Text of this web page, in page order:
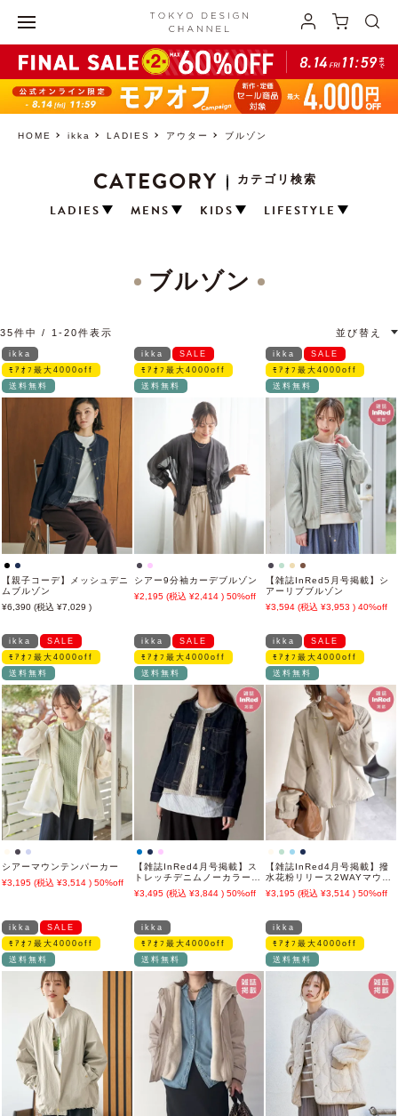
HOME ikka LADIES アウター ブルゾン
CATEGORY
カテゴリ検索
LADIES
MENS KIDS LIFESTYLE
ブルゾン
並び替え
35件中 1 -20件表示
ikka
ﾓｱｵﾌ最大4000off
送料無料
【親子コーデ】メッシュデニ
ムブルゾン
6,390
7,029
ikka
SALE
ﾓｱｵﾌ最大4000off
送料無料
シアー9分袖カーデブルゾン
2,195
2,414 50%off
ikka
SALE
ﾓｱｵﾌ最大4000off
送料無料
【雑誌InRed5月号掲載】シ
アーリブブルゾン
3,594
3,953 40%off
ikka
SALE
ﾓｱｵﾌ最大4000off
送料無料
シアーマウンテンパーカー
3,195
3,514 50%off
ikka
SALE
ﾓｱｵﾌ最大4000off
送料無料
【雑誌InRed4月号掲載】ス
トレッチデニムノーカラーシ
ャウター【親子コーデ】
3,495 3,844 50%off
ikka
SALE
ﾓｱｵﾌ最大4000off
送料無料
【雑誌InRed4月号掲載】撥
水花粉リリース2WAYマウン
テンパーカー【親子コーデ】
3,195 3,514 50%off
ikka
SALE
ﾓｱｵﾌ最大4000off
送料無料
ikka
ﾓｱｵﾌ最大4000off
送料無料
ikka
ﾓｱｵﾌ最大4000off
送料無料